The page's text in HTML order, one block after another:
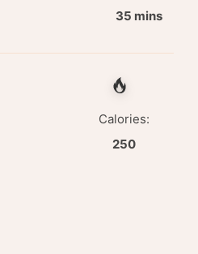
35 mins
Calories:
250